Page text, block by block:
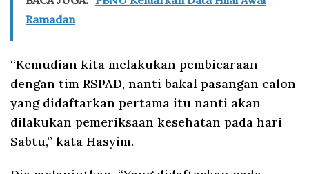
Ramadan
“Kemudian kita melakukan pembicaraan
dengan tim RSPAD, nanti bakal pasangan calon
yang didaftarkan pertama itu nanti akan
dilakukan pemeriksaan kesehatan pada hari
Sabtu,” kata Hasyim.